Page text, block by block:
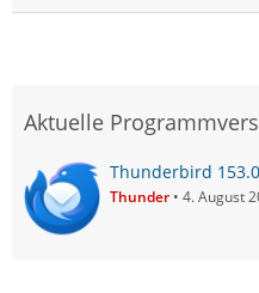
Aktuelle
Thunderbird
Thunder 4. August